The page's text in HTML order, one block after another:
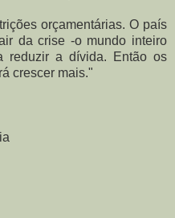
orçamentárias. O país
da crise -o mundo inteiro
reduzir a dívida. Então os
crescer mais."